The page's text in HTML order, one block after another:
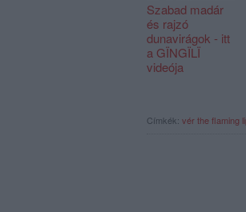
Szabad madár
és rajzó
dunavirágok - itt
a GÏNGÏLÏ
videója
Címkék: vérthe flaming